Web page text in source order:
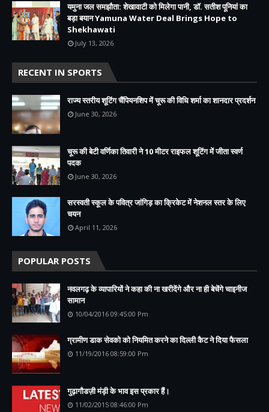
यमुना जल समझौता: शेखावाटी को मिलेगा पानी, डॉ. सतीश पूनियां का
बड़ा बयान Yamuna Water Deal Brings Hope to
Shekhawati
July 13, 2026
RECENT IN SPORTS
राज्य स्तरीय शूटिंग चैंपियनशिप में चूरू की विधि शर्मा का शानदार प्रदर्शन
June 30, 2026
चूरू की बेटी वर्णिका तिवारी ने 10 मीटर राइफल शूटिंग में जीता स्वर्ण
पदक
June 30, 2026
सरस्वती स्कूल के पवित्र जांगिड़ का क्रिकेट में नेशनल स्तर के लिए
चयन
April 11, 2026
POPULAR POSTS
नवलगढ़ के व्यापारियों ने कहा की ना खरीदेंगे और ना ही बेचेंगे चाइनीज
सामान
10/04/2016 09:45:00 Pm
ग्रामीण डाक सेवको को नियमित करने का दिल्ली कैट ने दिया फैसला
11/19/2016 08:59:00 Pm
गुढ़ागौडज़ी मंड़ी के भाव इस प्रकार हैं।
11/02/2015 08:46:00 Pm